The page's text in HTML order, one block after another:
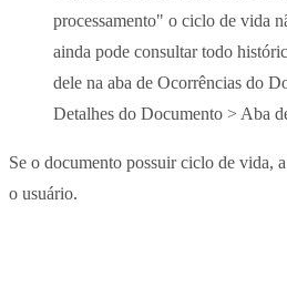
processamento" o ciclo de vida
ainda pode consultar todo
dele na aba de Ocorrências do
Detalhes do Documento > Aba
Se o documento possuir ciclo de vida,
o usuário.